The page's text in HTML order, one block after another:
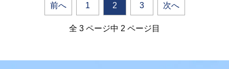
前へ 1 2 3 次へ
全 3 ページ中 2 ページ目